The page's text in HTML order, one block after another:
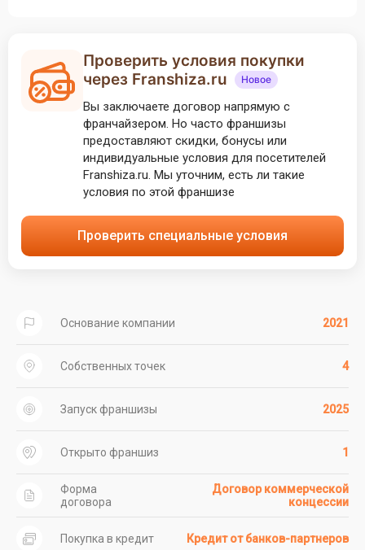
Проверить условия покупки
через Franshiza.ru
Новое
Вы заключаете договор напрямую с
франчайзером. Но часто франшизы
предоставляют скидки, бонусы или
индивидуальные условия для посетителей
Franshiza.ru. Мы уточним, есть ли такие
условия по этой франшизе
Проверить специальные условия
Основание компании 2021
Собственных точек 4
Запуск франшизы 2025
Открыто франшиз 1
Форма
договора
Договор коммерческой
концессии
Покупка в кредит Кредит от банков-партнеров